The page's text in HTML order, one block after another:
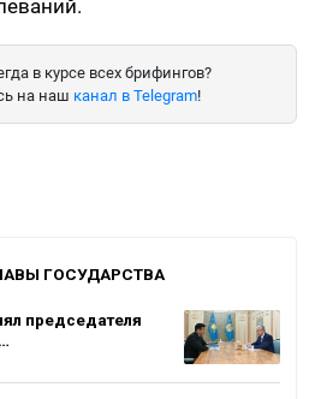
в курсе всех брифингов?
на наш канал в Telegram!
ГОСУДАРСТВА
председателя